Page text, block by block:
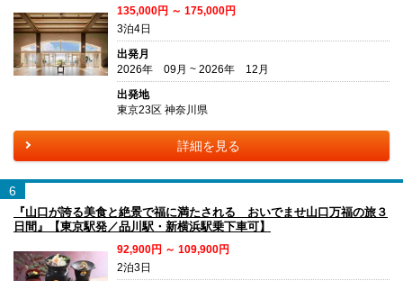
135,000円 ～ 175,000円
3泊4日
出発月
2026年 09月 ~ 2026年 12月
出発地
東京23区 神奈川県
詳細を見る
6
『山口が誇る美食と絶景で福に満たされる おいでませ山口万福の旅３
日間』【東京駅発／品川駅・新横浜駅乗下車可】
92,900円 ～ 109,900円
2泊3日